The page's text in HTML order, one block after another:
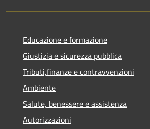
Educazione e formazione
Giustizia e sicurezza pubblica
Tributi,finanze e contravvenzioni
Ambiente
Salute, benessere e assistenza
Autorizzazioni